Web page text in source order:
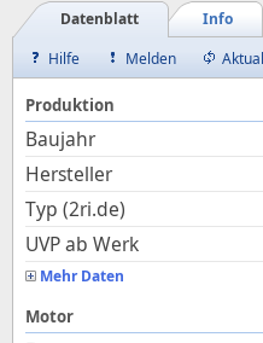
Info
Datenblatt
Hilfe
Melden
Produktion
Baujahr
Hersteller
Typ (2ri.de)
UVP ab Werk
Mehr Daten
Motor